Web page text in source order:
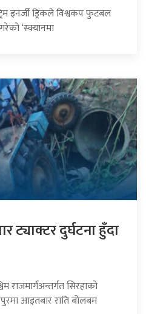
इनर्जी ड्रिंकले विश्वकप फुटबल
‘स्क्यानमा
ट्याक्टर दुर्घटना हुँदा
राजमार्गअन्तर्गत सिरहाको
आइतबार राति बोलबम